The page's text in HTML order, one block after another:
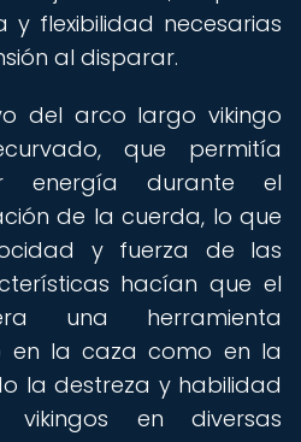
y flexibilidad necesarias
al disparar.
del arco largo vikingo
que permitía
energía durante el
de la cuerda, lo que
y fuerza de las
hacían que el
una herramienta
en la caza como en la
la destreza y habilidad
en diversas